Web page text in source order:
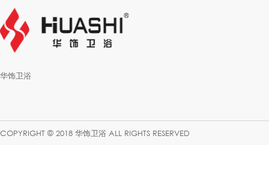
华饰卫浴
COPYRIGHT © 2018 华饰卫浴 ALL RIGHTS RESERVED